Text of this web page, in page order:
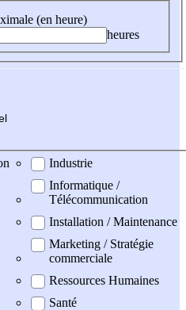
(en heure)
heures
Industrie
Informatique /
Télécommunication
Installation / Maintenance
Marketing / Stratégie
commerciale
Ressources Humaines
Santé